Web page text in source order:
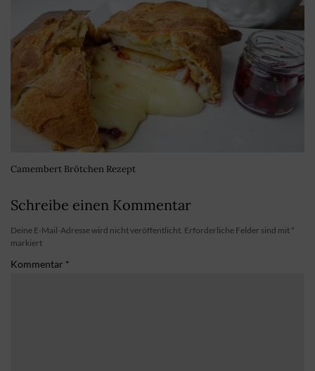
Camembert Brötchen Rezept
Schreibe einen Kommentar
Deine E-Mail-Adresse wird nicht veröffentlicht. Erforderliche Felder sind mit *
markiert
Kommentar *